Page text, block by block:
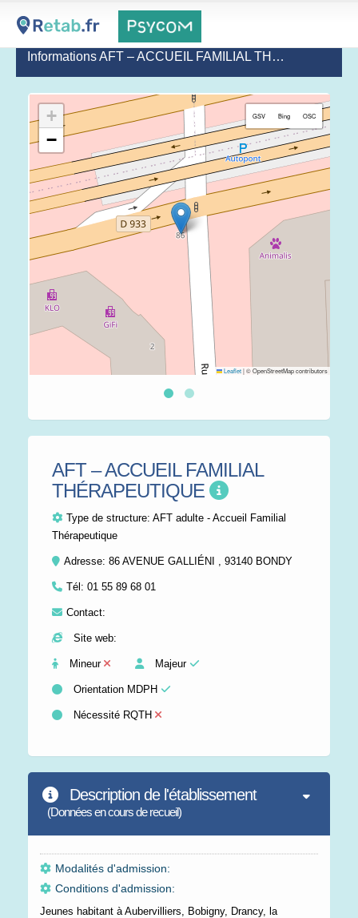
Informations AFT – ACCUEIL FAMILIAL THÉRAPEUTIQUE
+
−
GSV Bing OSC
Leaflet|© OpenStreetMap contributors
AFT – ACCUEIL FAMILIAL
THÉRAPEUTIQUE
Type de structure: AFT adulte - Accueil Familial
Thérapeutique
Adresse: 86 AVENUE GALLIÉNI , 93140 BONDY
Tél: 01 55 89 68 01
Contact:
Site web:
Mineur Majeur
Orientation MDPH
Nécessité RQTH
Description de l'établissement
(Données en cours de recueil)
Modalités d'admission:
Conditions d'admission:
Jeunes habitant à Aubervilliers, Bobigny, Drancy, la